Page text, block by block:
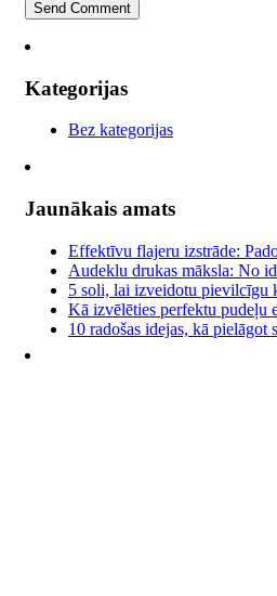
Kategorijas
Bez kategorijas
Jaunākais amats
Effektīvu flajeru izstrāde:
Audeklu drukas māksla: No
5 soli, lai izveidotu pievilcīgu
Kā izvēlēties perfektu pudeļu
10 radošas idejas, kā pielāgot